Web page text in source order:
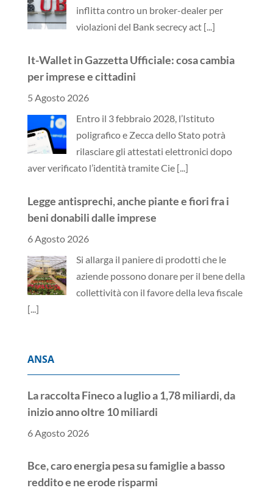
inflitta contro un broker-dealer per
violazioni del Bank secrecy act [...]
It-Wallet in Gazzetta Ufficiale: cosa cambia
per imprese e cittadini
5 Agosto 2026
Entro il 3 febbraio 2028, l’Istituto
poligrafico e Zecca dello Stato potrà
rilasciare gli attestati elettronici dopo
aver verificato l’identità tramite Cie [...]
Legge antisprechi, anche piante e fiori fra i
beni donabili dalle imprese
6 Agosto 2026
Si allarga il paniere di prodotti che le
aziende possono donare per il bene della
collettività con il favore della leva fiscale
[...]
ANSA
La raccolta Fineco a luglio a 1,78 miliardi, da
inizio anno oltre 10 miliardi
6 Agosto 2026
Bce, caro energia pesa su famiglie a basso
reddito e ne erode risparmi